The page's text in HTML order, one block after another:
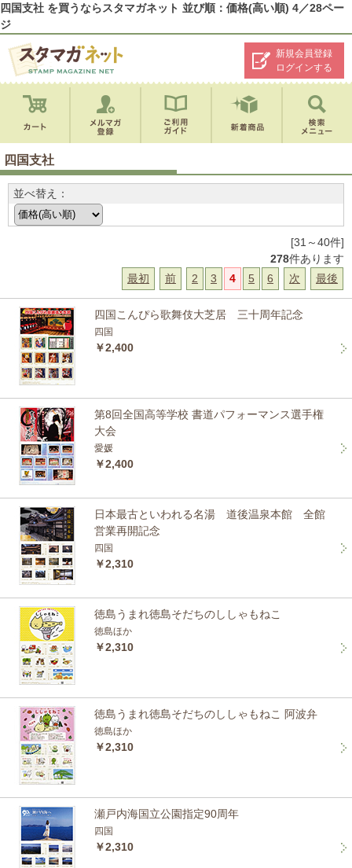
四国支社 を買うならスタマガネット 並び順：価格(高い順) 4／28ペー
ジ
新規会員登録
ログインする
四国支社
並べ替え：
[31～40件]
278件あります
最初
前 2 3 4 5 6 次 最後
四国こんぴら歌舞伎大芝居 三十周年記念
四国
￥2,400
第8回全国高等学校 書道パフォーマンス選手権
大会
愛媛
￥2,400
日本最古といわれる名湯 道後温泉本館 全館
営業再開記念
四国
￥2,310
徳島うまれ徳島そだちのししゃもねこ
徳島ほか
￥2,310
徳島うまれ徳島そだちのししゃもねこ 阿波弁
徳島ほか
￥2,310
瀬戸内海国立公園指定90周年
四国
￥2,310